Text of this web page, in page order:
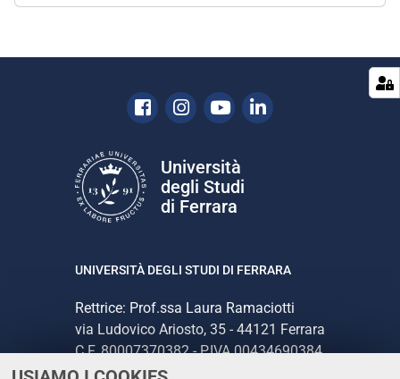
Facebook
Instagram
YoutubeLinkedin
Università
degli Studi
di Ferrara
UNIVERSITÀ DEGLI STUDI DI FERRARA
Rettrice: Prof.ssa Laura Ramaciotti
via Ludovico Ariosto, 35 - 44121 Ferrara
C.F. 80007370382 - P.IVA 00434690384